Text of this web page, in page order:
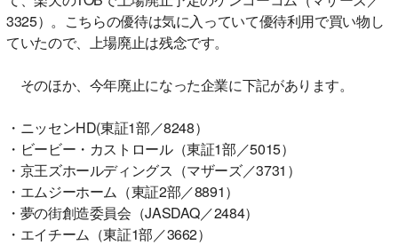
3325）。こちらの優待は気に入っていて優待利用で買い物し
ていたので、上場廃止は残念です。
そのほか、今年廃止になった企業に下記があります。
・ニッセンHD(東証1部／8248）
・ビービー・カストロール（東証1部／5015）
・京王ズホールディングス（マザーズ／3731）
・エムジーホーム（東証2部／8891）
・夢の街創造委員会（JASDAQ／2484）
・エイチーム（東証1部／3662）